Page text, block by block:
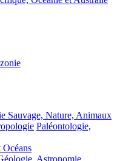
Sauvage, Nature, Animaux
Paléontologie,
Océans
Astronomie,